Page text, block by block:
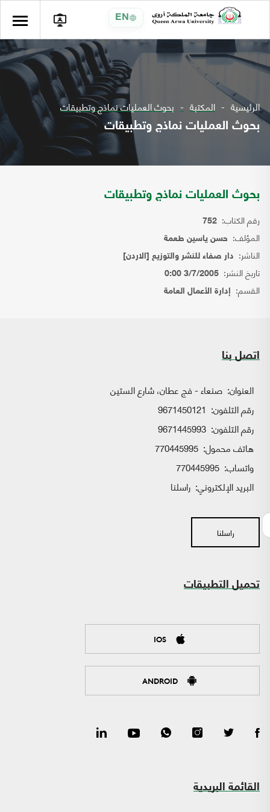
EN
الرئيسية المكتبة بحوث العمليات نماذج وتطبيقات
بحوث العمليات نماذج وتطبيقات
بحوث العمليات نماذج وتطبيقات
رقم الكتاب: 752
المؤلف: حسن ياسين طعمة
الناشر: دار صفاء للنشر والتوزيع [الاردن]
تاريخ النشر: 3/7/2005 0:00
القسم: إدارة الأعمال العامة
اتصل بنا
العنوان: صنعاء - فج عطان، شارع الستين
رقم التلفون: 9671450121
رقم التلفون: 9671445993
هاتف محمول: 770445995
واتساب:
البريد الإلكتروني: راسلنا
راسلنا
تحميل التطبيقات
IOS
ANDROID
القائمة البريدية